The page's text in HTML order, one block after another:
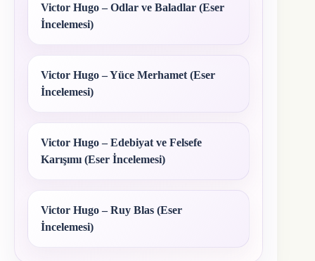
Victor Hugo – Odlar ve Baladlar (Eser
İncelemesi)
Victor Hugo – Yüce Merhamet (Eser
İncelemesi)
Victor Hugo – Edebiyat ve Felsefe
Karışımı (Eser İncelemesi)
Victor Hugo – Ruy Blas (Eser
İncelemesi)